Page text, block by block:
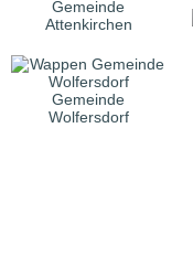
Gemeinde
Attenkirchen
Gemeinde
Wolfersdorf